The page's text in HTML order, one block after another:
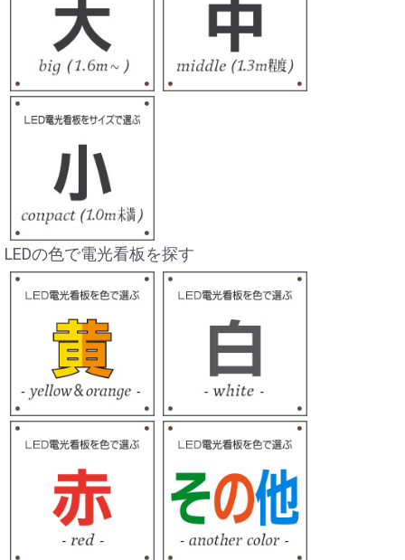
LEDの色で電光看板を探す